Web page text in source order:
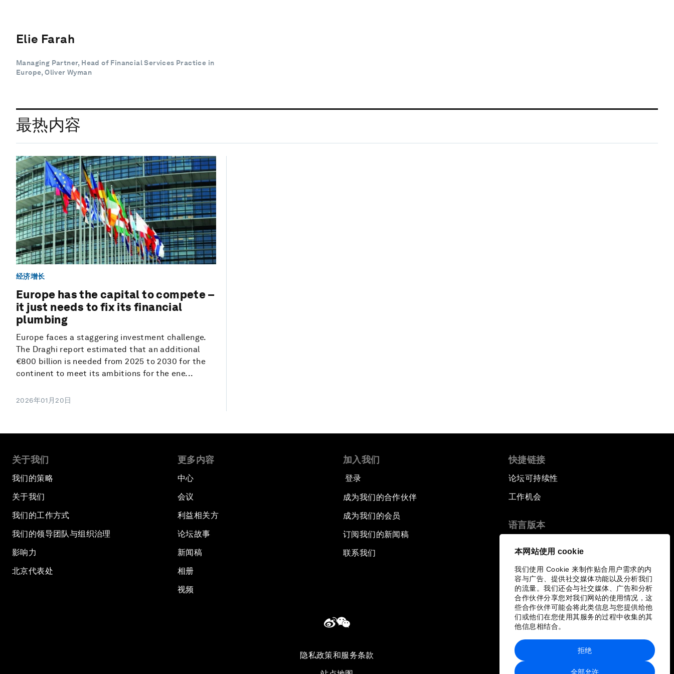
本网站使用 cookie
我们使用 Cookie 来制作贴合用户需求的内
容与广告、提供社交媒体功能以及分析我们
的流量。我们还会与社交媒体、广告和分析
合作伙伴分享您对我们网站的使用情况，这
些合作伙伴可能会将此类信息与您提供给他
们或他们在您使用其服务的过程中收集的其
他信息相结合。
全部允许
拒绝
Elie Farah
Managing Partner, Head of Financial Services Practice in
Europe, Oliver Wyman
最热内容
经济增长
Europe has the capital to compete –
it just needs to fix its financial
plumbing
Europe faces a staggering investment challenge.
The Draghi report estimated that an additional
€800 billion is needed from 2025 to 2030 for the
continent to meet its ambitions for the ene...
2026年01月20日
关于我们
我们的策略
关于我们
我们的工作方式
我们的领导团队与组织治理
影响力
北京代表处
更多内容
中心
会议
利益相关方
论坛故事
新闻稿
相册
视频
加入我们
登录
成为我们的合作伙伴
成为我们的会员
订阅我们的新闻稿
联系我们
快捷链接
论坛可持续性
工作机会
语言版本
隐私政策和服务条款